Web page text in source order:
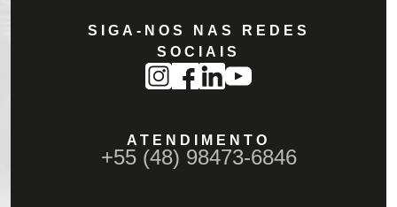
SIGA-NOS NAS REDES
SOCIAIS
ATENDIMENTO
+55 (48) 98473-6846